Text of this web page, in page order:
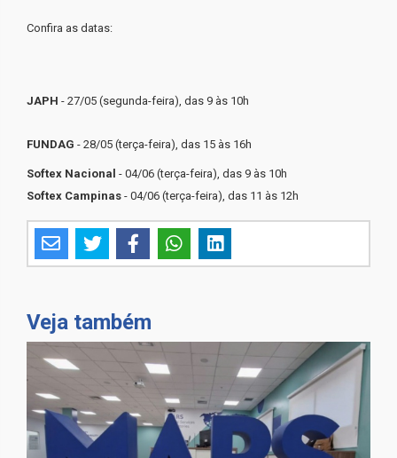
Confira as datas:
JAPH - 27/05 (segunda-feira), das 9 às 10h
FUNDAG - 28/05 (terça-feira), das 15 às 16h
Softex Nacional - 04/06 (terça-feira), das 9 às 10h
Softex Campinas - 04/06 (terça-feira), das 11 às 12h
Veja também